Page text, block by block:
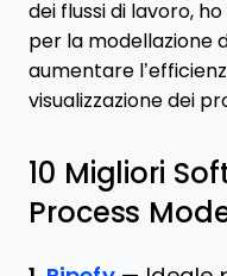
dei flussi di lavoro,
per la modellazione
aumentare
visualizzazione dei
10 Migliori
Process